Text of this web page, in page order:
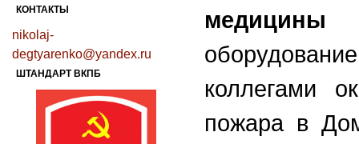
медицины
коллегами
пожара в
КОНТАКТЫ
nikolaj-
degtyarenko@yandex.ru
ШТАНДАРТ ВКПБ